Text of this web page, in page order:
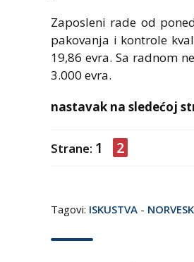
Zaposleni rade od
pakovanja i kontrole
19,86 evra. Sa radnom
3.000 evra.
nastavak na sledećoj
Strane: 1 2
Tagovi: ISKUSTVA -